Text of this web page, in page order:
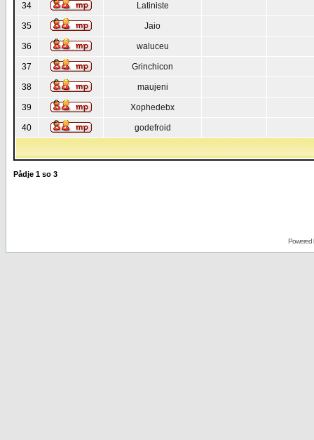
34 Latiniste
35 Jaio
36 waluceu
37 Grinchicon
38 maujeni
39 Xophedebx
40 godefroid
Pådje 1 so 3
Powered